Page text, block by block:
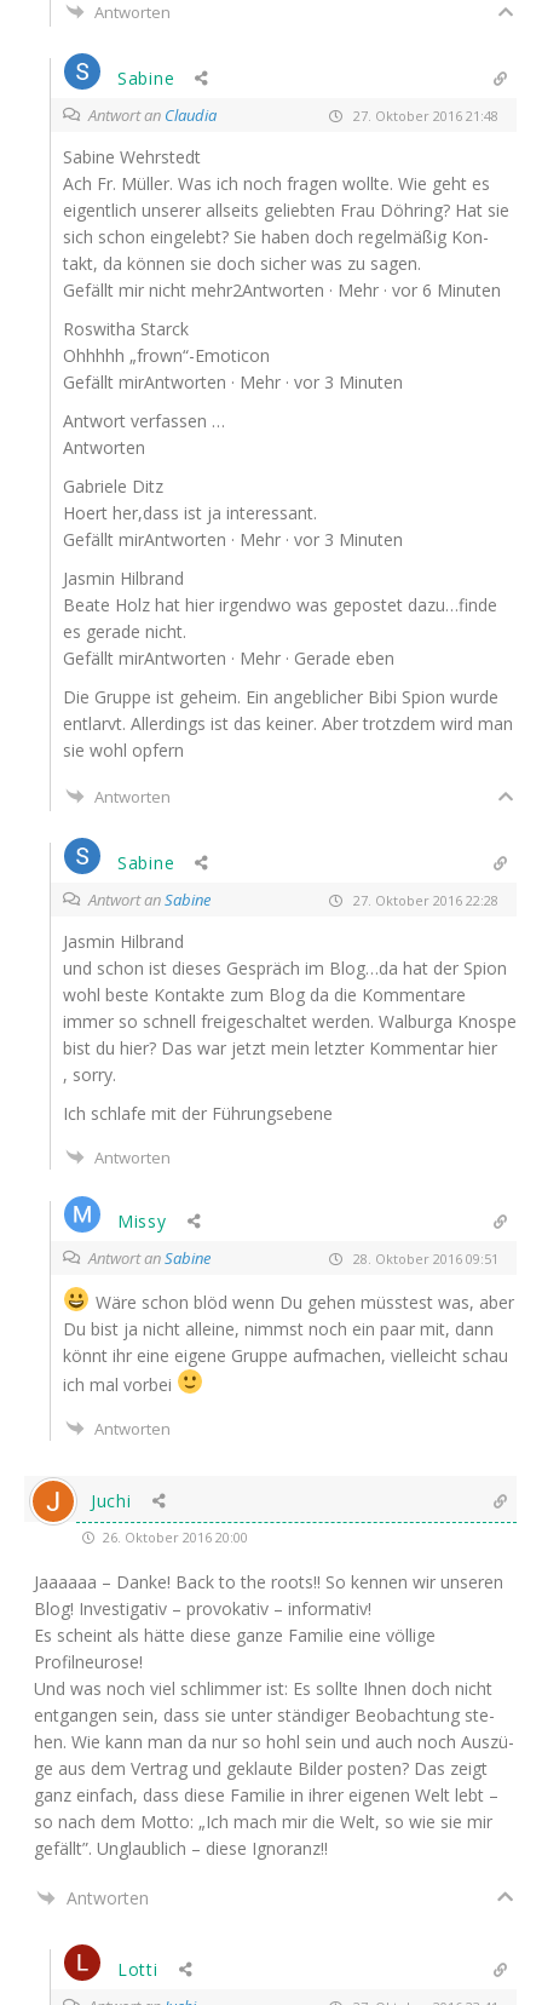
Antworten
Sabine
Antwort an Claudia 27. Oktober 2016 21:48
Sabi­ne Wehrstedt
Ach Fr. Mül­ler. Was ich noch fra­gen woll­te. Wie geht es
eigent­lich unse­rer all­seits gelieb­ten Frau Döh­ring? Hat sie
sich schon ein­ge­lebt? Sie haben doch regel­mä­ßig Kon­
takt, da kön­nen sie doch sicher was zu sagen.
Gefällt mir nicht mehr2Antworten · Mehr · vor 6 Minuten
Ros­wi­tha Starck
Ohhhhh „frown“-Emoticon
Gefällt mir­Ant­wor­ten · Mehr · vor 3 Minuten
Ant­wort verfassen …
Antworten
Gabrie­le Ditz
Hoert her,dass ist ja interessant.
Gefällt mir­Ant­wor­ten · Mehr · vor 3 Minuten
Jas­min Hilbrand
Bea­te Holz hat hier irgend­wo was gepos­tet dazu…finde
es gera­de nicht.
Gefällt mir­Ant­wor­ten · Mehr · Gera­de eben
Die Grup­pe ist geheim. Ein angeb­li­cher Bibi Spi­on wur­de
ent­larvt. Aller­dings ist das kei­ner. Aber trotz­dem wird man
sie wohl opfern
Antworten
Sabine
Antwort anSabine 27. Oktober 2016 22:28
Jas­min Hilbrand
und schon ist die­ses Gespräch im Blog…da hat der Spi­on
wohl bes­te Kon­tak­te zum Blog da die Kom­men­ta­re
immer so schnell frei­ge­schal­tet wer­den. Wal­bur­ga Knos­pe
bist du hier? Das war jetzt mein letz­ter Kom­men­tar hier
, sorry.
Ich schla­fe mit der Führungsebene
Antworten
Missy
Antwort anSabine 28. Oktober 2016 09:51
Wäre schon blöd wenn Du gehen müss­test was, aber
Du bist ja nicht allei­ne, nimmst noch ein paar mit, dann
könnt ihr eine eige­ne Grup­pe auf­ma­chen, viel­leicht schau
ich mal vorbei
Antworten
Juchi
26. Oktober 2016 20:00
Jaaaaaa – Dan­ke! Back to the roots!! So ken­nen wir unse­ren
Blog! Inves­ti­ga­tiv – pro­vo­ka­tiv – informativ!
Es scheint als hät­te die­se gan­ze Fami­lie eine völ­li­ge
Profilneurose!
Und was noch viel schlim­mer ist: Es soll­te Ihnen doch nicht
ent­gan­gen sein, dass sie unter stän­di­ger Beob­ach­tung ste­
hen. Wie kann man da nur so hohl sein und auch noch Aus­zü­
ge aus dem Ver­trag und geklau­te Bil­der pos­ten? Das zeigt
ganz ein­fach, dass die­se Fami­lie in ihrer eige­nen Welt lebt –
so nach dem Mot­to: „Ich mach mir die Welt, so wie sie mir
gefällt”. Unglaub­lich – die­se Ignoranz!!
Antworten
Lotti